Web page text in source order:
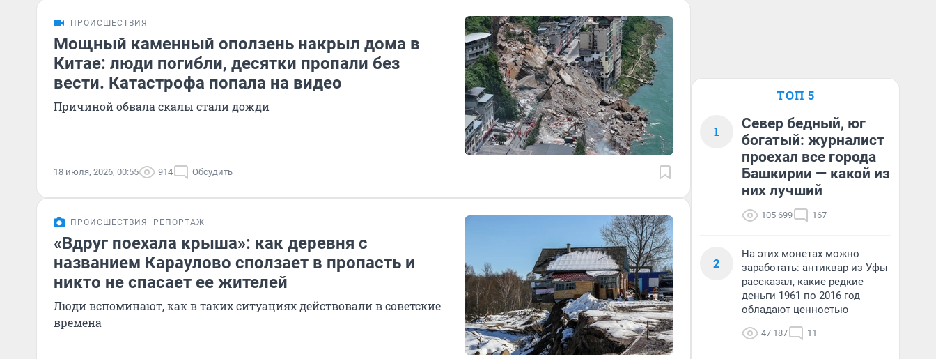
ПРОИСШЕСТВИЯ
Мощный каменный оползень накрыл дома в
Китае: люди погибли, десятки пропали без
вести. Катастрофа попала на видео
Причиной обвала скалы стали дожди
18 июля, 2026, 00:55 914 Обсудить
ПРОИСШЕСТВИЯ РЕПОРТАЖ
«Вдруг поехала крыша»: как деревня с
названием Караулово сползает в пропасть и
никто не спасает ее жителей
Люди вспоминают, как в таких ситуациях действовали в советские
времена
ТОП 5
1
Север бедный, юг
богатый: журналист
проехал все города
Башкирии — какой из
них лучший
105 699 167
2
На этих монетах можно
заработать: антиквар из Уфы
рассказал, какие редкие
деньги 1961 по 2016 год
обладают ценностью
47 187 11